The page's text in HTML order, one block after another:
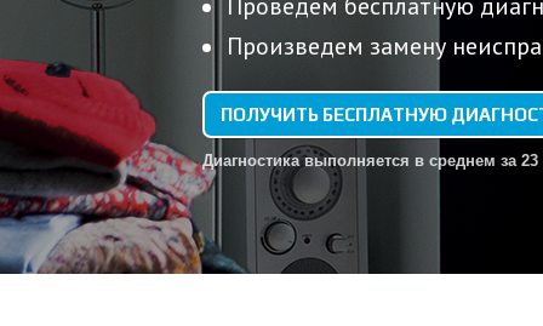
Произведем замену
ПОЛУЧИТЬ БЕСПЛАТНУЮ
Диагностика выполняется в среднем за